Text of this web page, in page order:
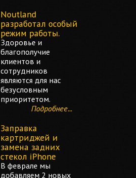
Noutland
разработал особый
режим работы.
Здоровье и
благополучие
клиентов и
сотрудников
являются для нас
безусловным
приоритетом.
Подробнее...
Заправка
картриджей и
замена задних
стекол iPhone
В феврале мы
добавляем 2 новых